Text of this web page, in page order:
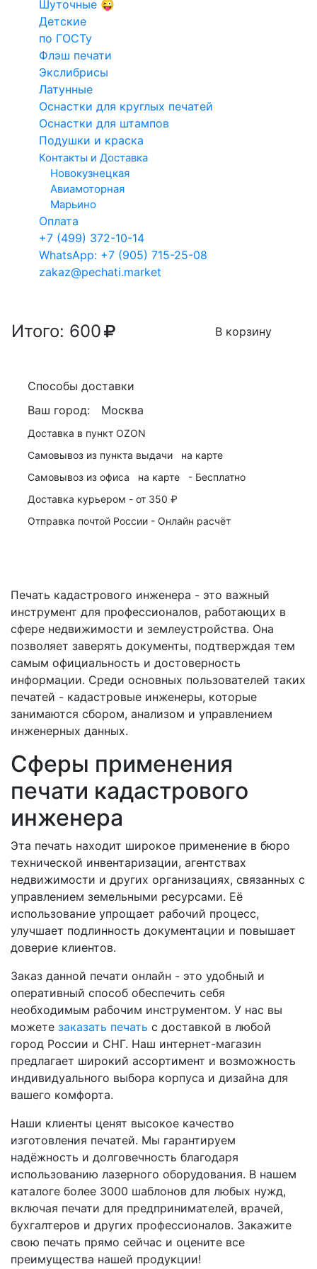
Шуточные 😜
Детские
по ГОСТу
Флэш печати
Экслибрисы
Латунные
Оснастки для круглых печатей
Оснастки для штампов
Подушки и краска
Контакты и Доставка
Новокузнецкая
Авиамоторная
Марьино
Оплата
+7 (499) 372-10-14
WhatsApp: +7 (905) 715-25-08
zakaz@pechati.market
на заказ
Факсимиле
Для такси
Кадастровый
инженер
Арб.
управляющий
Введите данные для макета
Выбор технологии изготовления клише
Клише из полимера
гарантия 1 год
Сроки изготовления
.08.2026
Итого: 600 В корзину
Способы доставки
Ваш город:
Москва
Доставка в пункт OZON
Самовывоз из пункта выдачи
на карте
Самовывоз из офиса
на карте - Бесплатно
Доставка курьером - от 350 ₽
Отправка почтой России - Онлайн расчёт
Печать кадастрового инженера - это важный
инструмент для профессионалов, работающих в
сфере недвижимости и землеустройства. Она
позволяет заверять документы, подтверждая тем
самым официальность и достоверность
информации. Среди основных пользователей таких
печатей - кадастровые инженеры, которые
занимаются сбором, анализом и управлением
инженерных данных.
Сферы применения
печати кадастрового
инженера
Эта печать находит широкое применение в бюро
технической инвентаризации, агентствах
недвижимости и других организациях, связанных с
управлением земельными ресурсами. Её
использование упрощает рабочий процесс,
улучшает подлинность документации и повышает
доверие клиентов.
Заказ данной печати онлайн - это удобный и
оперативный способ обеспечить себя
необходимым рабочим инструментом. У нас вы
можете заказать печать с доставкой в любой
город России и СНГ. Наш интернет-магазин
предлагает широкий ассортимент и возможность
индивидуального выбора корпуса и дизайна для
вашего комфорта.
Наши клиенты ценят высокое качество
изготовления печатей. Мы гарантируем
надёжность и долговечность благодаря
использованию лазерного оборудования. В нашем
каталоге более 3000 шаблонов для любых нужд,
включая печати для предпринимателей, врачей,
бухгалтеров и других профессионалов. Закажите
свою печать прямо сейчас и оцените все
преимущества нашей продукции!